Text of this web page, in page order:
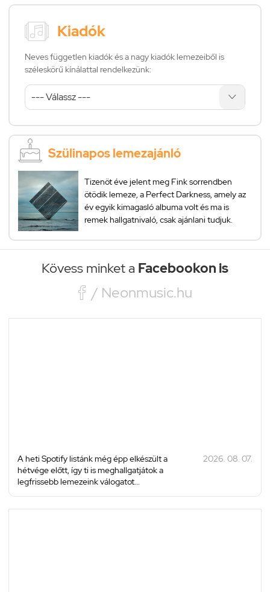
Kiadók
Neves független kiadók és a nagy kiadók lemezeiből is
széleskörű kínálattal rendelkezünk:
Szülinapos lemezajánló
Tizenöt éve jelent meg Fink sorrendben
ötödik lemeze, a Perfect Darkness, amely az
év egyik kimagasló albuma volt és ma is
remek hallgatnivaló, csak ajánlani tudjuk.
Kövess minket a Facebookon is
 / Neonmusic.hu
A heti Spotify listánk még épp elkészült a
hétvége előtt, így ti is meghallgatjátok a
legfrissebb lemezeink válogatot...
2026. 08. 07.